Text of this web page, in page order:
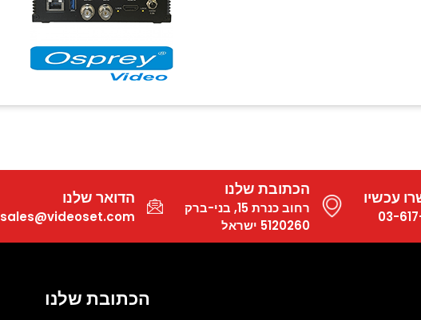
עכשיו
03-
הכתובת שלנו
רחוב כנרת 15, בני-ברק
5120260 ישראל
הדואר שלנו
sales@videoset.com
הכתובת שלנו